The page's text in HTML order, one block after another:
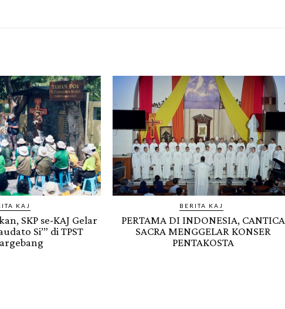
KAJ
SKP se-KAJ Gelar
Si’” di TPST
BERITA KAJ
PERTAMA DI INDONESIA, CANTICA
SACRA MENGGELAR KONSER
PENTAKOSTA